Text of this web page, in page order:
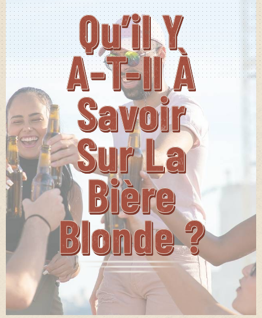
Qu’il Y
A-T-Il À
Savoir
Sur La
Bière
Blonde ?